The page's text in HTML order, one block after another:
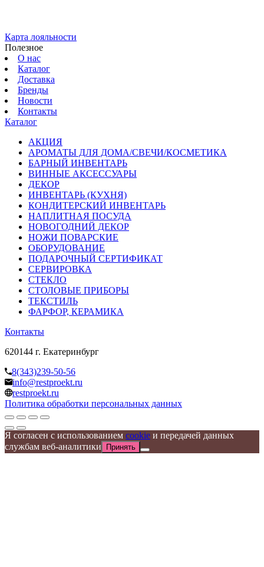
Карта лояльности
Полезное
О нас
Каталог
Доставка
Бренды
Новости
Контакты
Каталог
АКЦИЯ
АРОМАТЫ ДЛЯ ДОМА/СВЕЧИ/КОСМЕТИКА
БАРНЫЙ ИНВЕНТАРЬ
ВИННЫЕ АКСЕССУАРЫ
ДЕКОР
ИНВЕНТАРЬ (КУХНЯ)
КОНДИТЕРСКИЙ ИНВЕНТАРЬ
НАПЛИТНАЯ ПОСУДА
НОВОГОДНИЙ ДЕКОР
НОЖИ ПОВАРСКИЕ
ОБОРУДОВАНИЕ
ПОДАРОЧНЫЙ СЕРТИФИКАТ
СЕРВИРОВКА
СТЕКЛО
СТОЛОВЫЕ ПРИБОРЫ
ТЕКСТИЛЬ
ФАРФОР, КЕРАМИКА
Контакты
620144 г. Екатеринбург
8(343)239-50-56
info@restproekt.ru
restproekt.ru
Политика обработки персональных данных
Я согласен с использованием cookie и передачей данных
службам веб-аналитики
Принять